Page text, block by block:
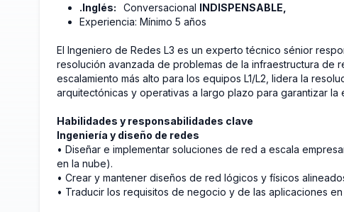
.Inglés:
Conversacional INDISPENSABLE,
Experiencia: Mínimo 5 años
El Ingeniero de Redes L3 es un experto técnico sénior
resolución avanzada de problemas de la infraestructura de
escalamiento más alto para los equipos L1/L2, lidera la
arquitectónicas y operativas a largo plazo para garantizar
Habilidades y responsabilidades clave
Ingeniería y diseño de redes
• Diseñar e implementar soluciones de red a escala
en la nube).
• Crear y mantener diseños de red lógicos y físicos
• Traducir los requisitos de negocio y de las aplicaciones